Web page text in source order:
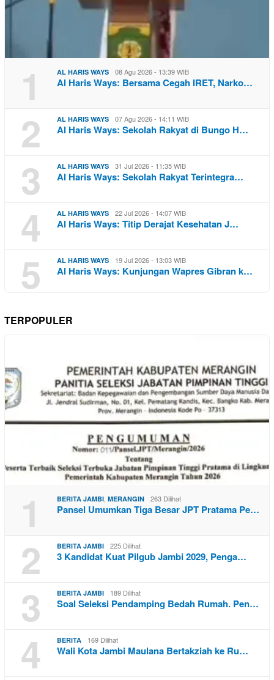
1 AL HARIS WAYS 08 Agu 2026 - 13:39 WIB
Al Haris Ways: Bersama Cegah IRET, Narko…
2 AL HARIS WAYS 07 Agu 2026 - 14:11 WIB
Al Haris Ways: Sekolah Rakyat di Bungo H…
3 AL HARIS WAYS 31 Jul 2026 - 11:35 WIB
Al Haris Ways: Sekolah Rakyat Terintegra…
4 AL HARIS WAYS 22 Jul 2026 - 14:07 WIB
Al Haris Ways: Titip Derajat Kesehatan J…
5 AL HARIS WAYS 19 Jul 2026 - 13:03 WIB
Al Haris Ways: Kunjungan Wapres Gibran k…
TERPOPULER
1 BERITA JAMBI, MERANGIN 263 Dilihat
Pansel Umumkan Tiga Besar JPT Pratama Pe…
2 BERITA JAMBI 225 Dilihat
3 Kandidat Kuat Pilgub Jambi 2029, Penga…
3 BERITA JAMBI 189 Dilihat
Soal Seleksi Pendamping Bedah Rumah. Pen…
4 BERITA 169 Dilihat
Wali Kota Jambi Maulana Bertakziah ke Ru…